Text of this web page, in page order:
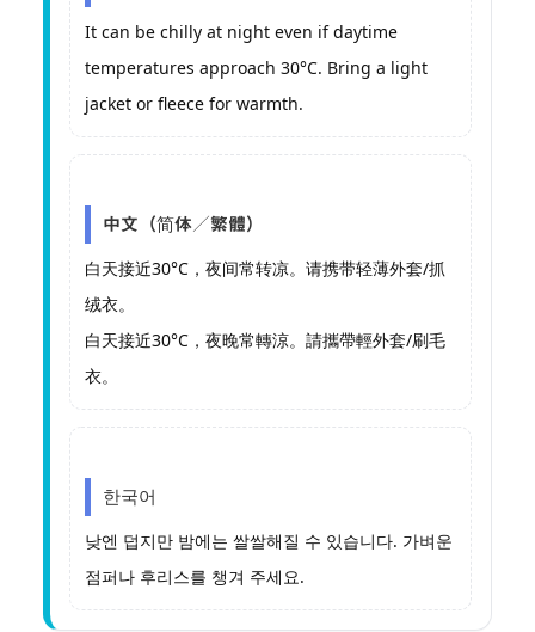
It can be chilly at night even if daytime
temperatures approach 30°C. Bring a light
jacket or fleece for warmth.
中文（简体／繁體）
白天接近30°C，夜间常转凉。请携带轻薄外套/抓
绒衣。
白天接近30°C，夜晚常轉涼。請攜帶輕外套/刷毛
衣。
한국어
낮엔 덥지만 밤에는 쌀쌀해질 수 있습니다. 가벼운
점퍼나 후리스를 챙겨 주세요.